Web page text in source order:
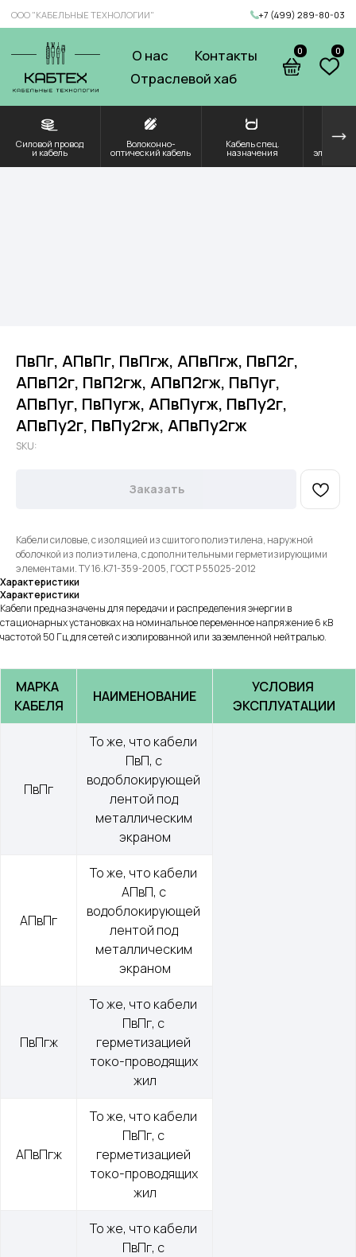
ООО "КАБЕЛЬНЫЕ ТЕХНОЛОГИИ"
Отраслевой хаб
ПвПг, АПвПг, ПвПгж, АПвПгж, ПвП2г,
АПвП2г, ПвП2гж, АПвП2гж, ПвПуг,
АПвПуг, ПвПугж, АПвПугж, ПвПу2г,
АПвПу2г, ПвПу2гж, АПвПу2гж
SKU:
Заказать
Кабели силовые, с изоляцией из сшитого полиэтилена, наружной
оболочкой из полиэтилена, с дополнительными герметизирующими
элементами. ТУ 16.К71-359-2005, ГОСТ Р 55025-2012
Характеристики
Характеристики
Кабели предназначены для передачи и распределения энергии в
стационарных установках на номинальное переменное напряжение 6 кВ
частотой 50 Гц для сетей с изолированной или заземленной нейтралью.
МАРКА
КАБЕЛЯ
НАИМЕНОВАНИЕ
УСЛОВИЯ
ЭКСПЛУАТАЦИИ
ПвПг
То же, что кабели
ПвП, с
водоблокирующей
лентой под
металлическим
экраном
АПвПг
То же, что кабели
АПвП, с
водоблокирующей
лентой под
металлическим
экраном
ПвПгж
То же, что кабели
ПвПг, с
герметизацией
токо-проводящих
жил
АПвПгж
То же, что кабели
ПвПг, с
герметизацией
токо-проводящих
жил
То же, что кабели
ПвПг, с